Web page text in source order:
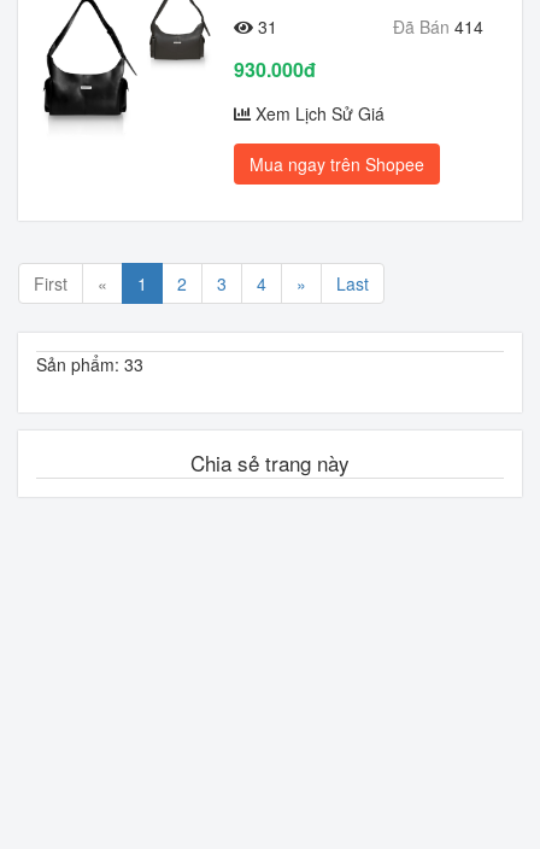
31
Đã Bán 414
930.000đ
Xem Lịch Sử Giá
Mua ngay trên Shopee
First « 1 2 3 4 » Last
Sản phẩm: 33
Chia sẻ trang này